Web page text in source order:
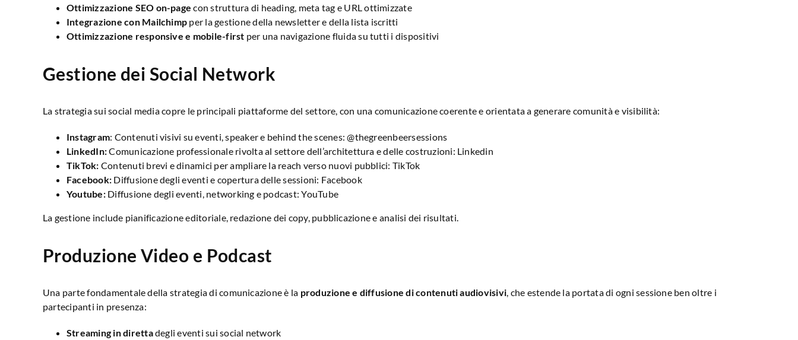
Ottimizzazione SEO on-page con struttura di heading, meta tag e URL ottimizzate
Integrazione con Mailchimp per la gestione della newsletter e della lista iscritti
Ottimizzazione responsive e mobile-first per una navigazione fluida su tutti i dispositivi
Gestione dei Social Network
La strategia sui social media copre le principali piattaforme del settore, con una comunicazione coerente e orientata a generare comunità e visibilità:
Instagram: Contenuti visivi su eventi, speaker e behind the scenes:@thegreenbeersessions
LinkedIn:Comunicazione professionale rivolta al settore dell’architettura e delle costruzioni: Linkedin
TikTok: Contenuti brevi e dinamici per ampliare la reach verso nuovi pubblici: TikTok
Facebook: Diffusione degli eventi e copertura delle sessioni: Facebook
Youtube:Diffusione degli eventi, networking e podcast:YouTube
La gestione include pianificazione editoriale, redazione dei copy, pubblicazione e analisi dei risultati.
Produzione Video e Podcast
Una parte fondamentale della strategia di comunicazione è la produzione e diffusione di contenuti audiovisivi , che estende la portata di ogni sessione ben oltre i
partecipanti in presenza:
Streaming in direttadegli eventi sui social network